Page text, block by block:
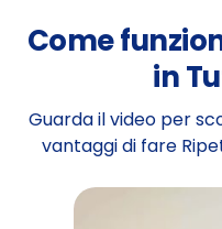
Come
in
Guarda il video per
vantaggi di fare